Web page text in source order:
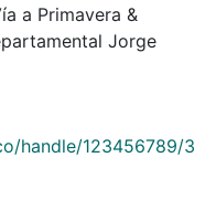
a Primavera &
Jorge
handle/123456789/3